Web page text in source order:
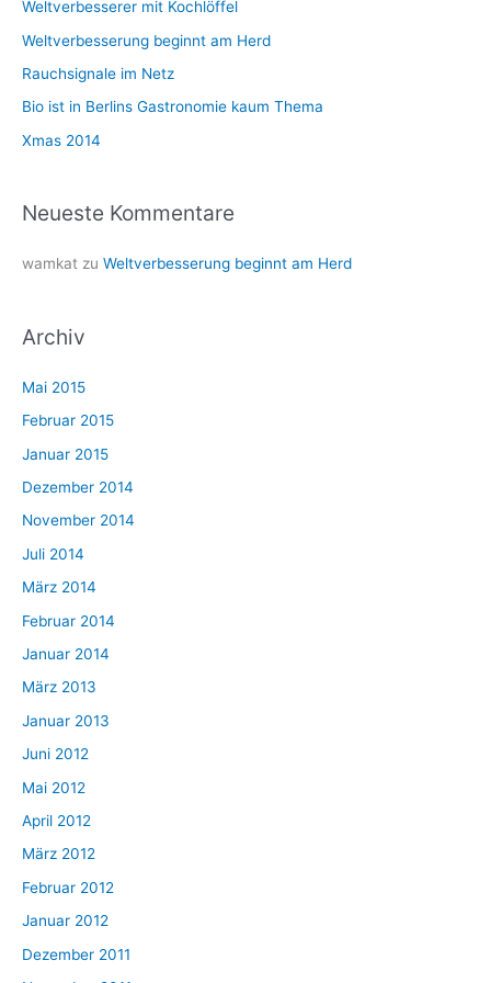
n
n
a
Weltverbesserer mit Kochlöffel
Weltverbesserung beginnt am Herd
Rauchsignale im Netz
Bio ist in Berlins Gastronomie kaum Thema
Xmas 2014
Neueste Kommentare
wamkat zu Weltverbesserung beginnt am Herd
Archiv
Mai 2015
Februar 2015
Januar 2015
Dezember 2014
November 2014
Juli 2014
März 2014
Februar 2014
Januar 2014
März 2013
Januar 2013
Juni 2012
Mai 2012
April 2012
März 2012
Februar 2012
Januar 2012
Dezember 2011